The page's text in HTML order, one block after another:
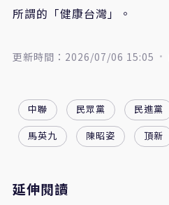
所謂的「健康台灣」。
更新時間：2026/07/06 15:05
中聯 民眾黨 民進黨
馬英九
陳昭姿 頂新
延伸閱讀